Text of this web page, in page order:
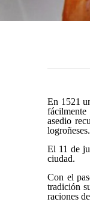
En 1521
asedio
logroñeses.
El 11 de
ciudad.
Con el
tradición
raciones